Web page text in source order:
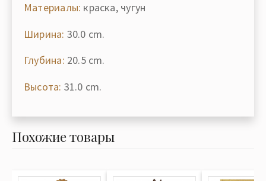
Материалы: краска, чугун
Ширина: 30.0 cm.
Глубина: 20.5 cm.
Высота: 31.0 cm.
Похожие товары